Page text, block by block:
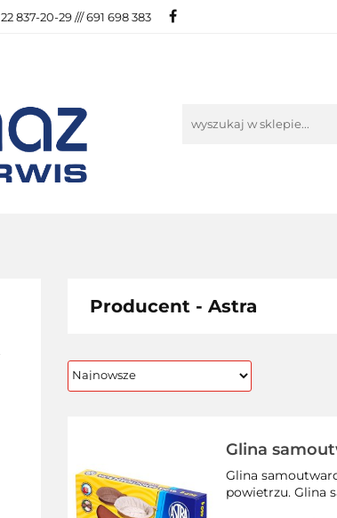
22 837-20-29 /// 691 698 383
Producent - Astra
Glina
83810909
Glina
powietrzu. Glina